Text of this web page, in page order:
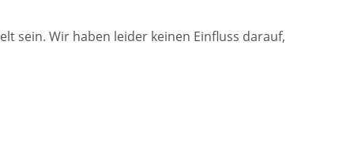
sein. Wir haben leider keinen Einfluss darauf,